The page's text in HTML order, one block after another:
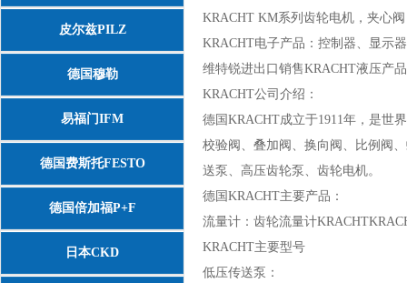
皮尔兹PILZ
德国穆勒
易福门IFM
德国费斯托FESTO
德国倍加福P+F
日本CKD
KRACHT KM系列齿轮电机，夹心
KRACHT电子产品：控制器、显示
维特锐进出口销售KRACHT液压产
KRACHT公司介绍：
德国KRACHT成立于1911年，是世
校验阀、叠加阀、换向阀、比例阀
送泵、高压齿轮泵、齿轮电机。
德国KRACHT主要产品：
流量计：齿轮流量计
KRACHT主要型号
低压传送泵：